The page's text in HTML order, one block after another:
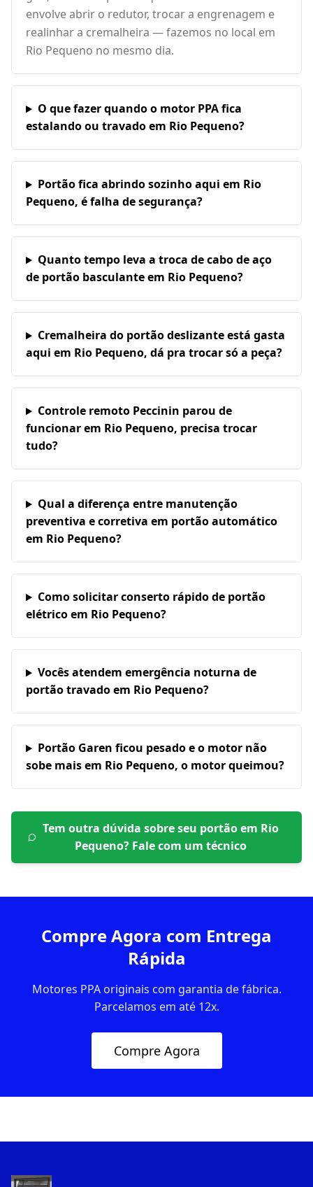
envolve abrir o redutor, trocar a engrenagem e
realinhar a cremalheira — fazemos no local em
Rio Pequeno no mesmo dia.
O que fazer quando o motor PPA fica
estalando ou travado em Rio Pequeno?
Portão fica abrindo sozinho aqui em Rio
Pequeno, é falha de segurança?
Quanto tempo leva a troca de cabo de aço
de portão basculante em Rio Pequeno?
Cremalheira do portão deslizante está gasta
aqui em Rio Pequeno, dá pra trocar só a peça?
Controle remoto Peccinin parou de
funcionar em Rio Pequeno, precisa trocar
tudo?
Qual a diferença entre manutenção
preventiva e corretiva em portão automático
em Rio Pequeno?
Como solicitar conserto rápido de portão
elétrico em Rio Pequeno?
Vocês atendem emergência noturna de
portão travado em Rio Pequeno?
Portão Garen ficou pesado e o motor não
sobe mais em Rio Pequeno, o motor queimou?
Tem outra dúvida sobre seu portão em Rio
Pequeno? Fale com um técnico
Compre Agora com Entrega
Rápida
Motores PPA originais com garantia de fábrica.
Parcelamos em até 12x.
Compre Agora